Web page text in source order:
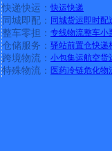
快递快运： 快运快递
同城即配： 同城货运即时配
整车零担： 专线物流整车小
仓储服务： 驿站前置仓快递
跨境物流： 小包集运航空货
特殊物流： 医药冷链危化物
张花园小区;尚居快
合;西潼路磨轴镗缸;
小区;西潼路63号
宾馆;蜗牛宾馆;香
门;青青家园一期;
重庆鲜面馆;金海鱼